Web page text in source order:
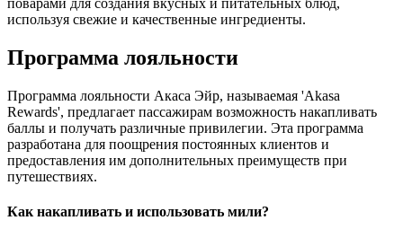
поварами для создания вкусных и питательных блюд,
используя свежие и качественные ингредиенты.
Программа лояльности
Программа лояльности Акаса Эйр, называемая 'Akasa
Rewards', предлагает пассажирам возможность накапливать
баллы и получать различные привилегии. Эта программа
разработана для поощрения постоянных клиентов и
предоставления им дополнительных преимуществ при
путешествиях.
Как накапливать и использовать мили?